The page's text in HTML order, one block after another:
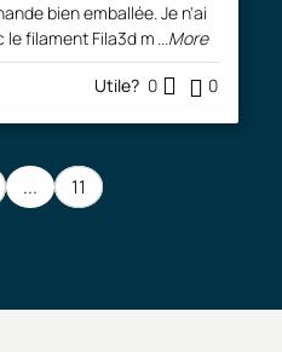
bien emballée. Je n'ai
le filament Fila3d m ...More
Utile? 0 0
... 11